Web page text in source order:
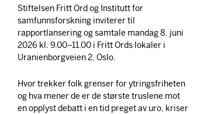
Stiftelsen Fritt Ord og Institutt for
samfunnsforskning inviterer til
rapportlansering og samtale mandag 8. juni
2026 kl. 9.00–11.00 i Fritt Ords lokaler i
Uranienborgveien 2, Oslo.
Hvor trekker folk grenser for ytringsfriheten
og hva mener de er de største truslene mot
en opplyst debatt i en tid preget av uro, kriser